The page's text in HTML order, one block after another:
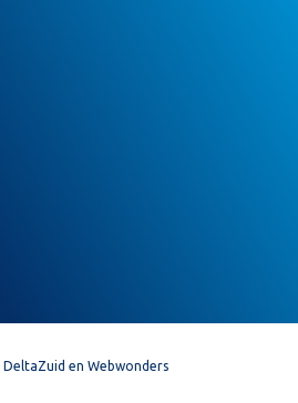
DeltaZuid en Webwonders